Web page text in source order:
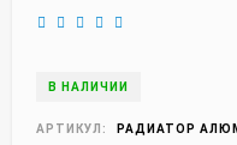
В НАЛИЧИИ
АРТИКУЛ: РАДИАТОР